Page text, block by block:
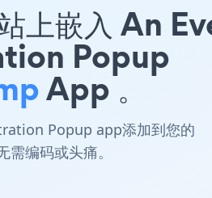
上嵌入 An
Popup
App 。
Popup app添加到您的
编码或头痛。